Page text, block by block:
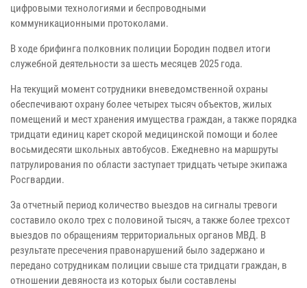
цифровыми технологиями и беспроводными
коммуникационными протоколами.
В ходе брифинга полковник полиции Бородин подвел итоги
служебной деятельности за шесть месяцев 2025 года.
На текущий момент сотрудники вневедомственной охраны
обеспечивают охрану более четырех тысяч объектов, жилых
помещений и мест хранения имущества граждан, а также порядка
тридцати единиц карет скорой медицинской помощи и более
восьмидесяти школьных автобусов. Ежедневно на маршруты
патрулирования по области заступает тридцать четыре экипажа
Росгвардии.
За отчетный период количество выездов на сигналы тревоги
составило около трех с половиной тысяч, а также более трехсот
выездов по обращениям территориальных органов МВД. В
результате пресечения правонарушений было задержано и
передано сотрудникам полиции свыше ста тридцати граждан, в
отношении девяноста из которых были составлены